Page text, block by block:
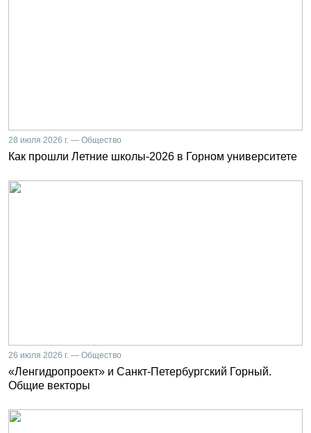
28 июля 2026 г. — Общество
Как прошли Летние школы-2026 в Горном университете
26 июля 2026 г. — Общество
«Ленгидропроект» и Санкт-Петербургский Горный.
Общие векторы